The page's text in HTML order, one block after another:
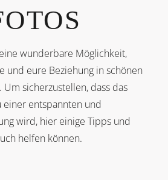
wunderbare Möglichkeit,
und eure Beziehung in schönen
sicherzustellen, dass das
einer entspannten und
wird, hier einige Tipps und
helfen können.